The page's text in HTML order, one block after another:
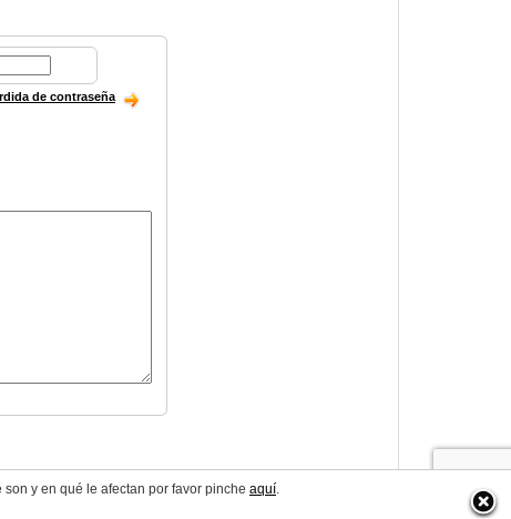
de contraseña
y en qué le afectan por favor pinche aquí.